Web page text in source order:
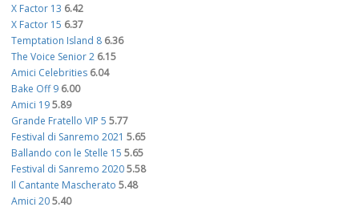
X Factor 13 6.42
X Factor 15 6.37
Temptation Island 8 6.36
The Voice Senior 2 6.15
Amici Celebrities 6.04
Bake Off 9 6.00
Amici 195.89
Grande Fratello VIP 5 5.77
Festival di Sanremo 2021 5.65
Ballando con le Stelle 15 5.65
Festival di Sanremo 20205.58
Il Cantante Mascherato 5.48
Amici 205.40